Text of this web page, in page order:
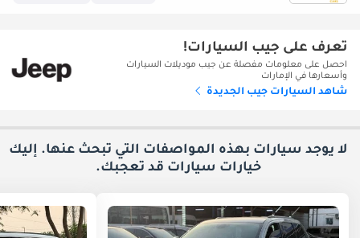
تعرف على جيب السيارات!
احصل على معلومات مفصلة عن جيب موديلات السيارات
وأسعارها في الإمارات
شاهد السيارات جيب الجديدة
لا يوجد سيارات بهذه المواصفات التي تبحث عنها. إليك
خيارات سيارات قد تعجبك.